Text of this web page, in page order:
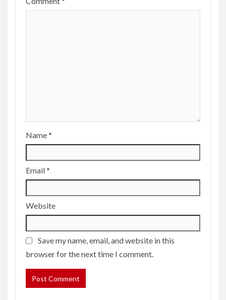
Name*
Email*
Website
Save my name, email, and website in this
browser for the next time I comment.